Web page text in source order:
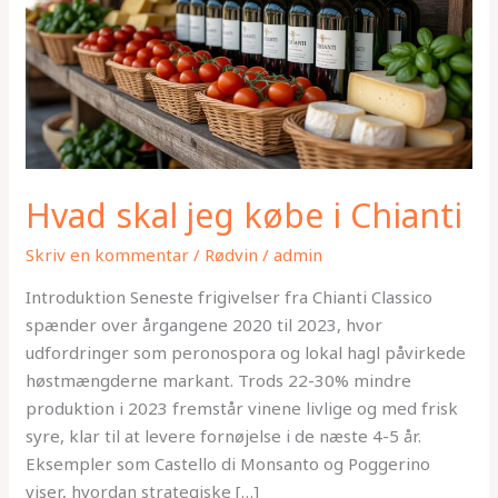
Hvad skal jeg købe i Chianti
Skriv en kommentar / Rødvin /admin
Introduktion Seneste frigivelser fra Chianti Classico
spænder over årgangene 2020 til 2023, hvor
udfordringer som peronospora og lokal hagl påvirkede
høstmængderne markant. Trods 22-30% mindre
produktion i 2023 fremstår vinene livlige og med frisk
syre, klar til at levere fornøjelse i de næste 4-5 år.
Eksempler som Castello di Monsanto og Poggerino
viser, hvordan strategiske […]
Chianti